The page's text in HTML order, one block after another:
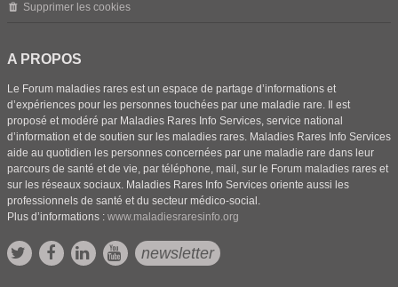
Supprimer les cookies
A PROPOS
Le Forum maladies rares est un espace de partage d’informations et
d’expériences pour les personnes touchées par une maladie rare. Il est
proposé et modéré par Maladies Rares Info Services, service national
d’information et de soutien sur les maladies rares. Maladies Rares Info Services
aide au quotidien les personnes concernées par une maladie rare dans leur
parcours de santé et de vie, par téléphone, mail, sur le Forum maladies rares et
sur les réseaux sociaux. Maladies Rares Info Services oriente aussi les
professionnels de santé et du secteur médico-social.
Plus d’informations : www.maladiesraresinfo.org
newsletter